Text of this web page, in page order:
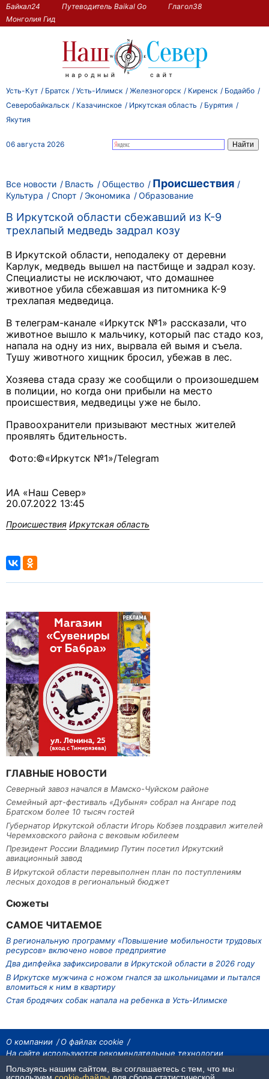
Байкал24 Путеводитель Baikal Go
Глагол38
Монголия Гид
Усть-Кут Братск Усть-Илимск Железногорск Киренск
Бодайбо
Северобайкальск
Казачинское Иркутская область
Бурятия
Якутия
06 августа 2026
Все новости Власть Общество Происшествия
Культура Спорт Экономика Образование
В Иркутской области сбежавший из К-9
трехлапый медведь задрал козу
В Иркутской области, неподалеку от деревни
Карлук, медведь вышел на пастбище и задрал козу.
Специалисты не исключают, что домашнее
животное убила сбежавшая из питомника К-9
трехлапая медведица.
В телеграм-канале «Иркутск №1» рассказали, что
животное вышло к мальчику, который пас стадо коз,
напала на одну из них, вырвала ей вымя и съела.
Тушу животного хищник бросил, убежав в лес.
Хозяева стада сразу же сообщили о произошедшем
в полиции, но когда они прибыли на место
происшествия, медведицы уже не было.
Правоохранители призывают местных жителей
проявлять бдительность.
Фото:©«Иркутск №1»/Telegram
ИА «Наш Север»
20.07.2022 13:45
Происшествия Иркутская область
ГЛАВНЫЕ НОВОСТИ
Северный завоз начался в Мамско-Чуйском районе
Семейный арт-фестиваль «Дубыня» собрал на Ангаре под
Братском более 10 тысяч гостей
Губернатор Иркутской области Игорь Кобзев поздравил жителей
Черемховского района с вековым юбилеем
Президент России Владимир Путин посетил Иркутский
авиационный завод
В Иркутской области перевыполнен план по поступлениям
лесных доходов в региональный бюджет
Сюжеты
САМОЕ ЧИТАЕМОЕ
В региональную программу «Повышение мобильности трудовых
ресурсов» включено новое предприятие
Два дипфейка зафиксировали в Иркутской области в 2026 году
В Иркутске мужчина с ножом гнался за школьницами и пытался
вломиться к ним в квартиру
Стая бродячих собак напала на ребенка в Усть-Илимске
О компании
О файлах cookie
На сайте используются рекомендательные технологии
На сайте размещаются материалы ИА «Наш Север». Все права охраняются
законом.
Пользуясь нашим сайтом, вы соглашаетесь с тем, что мы